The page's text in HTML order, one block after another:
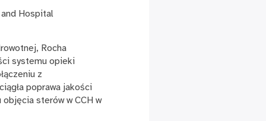
Hospital
Rocha
systemu opieki
z
poprawa jakości
sterów w CCH w